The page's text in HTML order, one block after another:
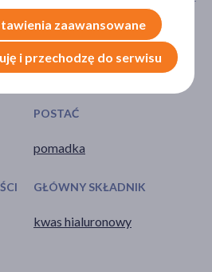
WIEK
dla dorosłych
POSTAĆ
pomadka
GŁÓWNY SKŁADNIK
kwas hialuronowy
zaawansowane
i przechodzę do serwisu